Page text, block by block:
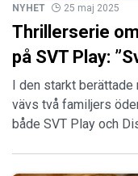
NYHET 25 maj 2025
Thrillerserie
på SVT Play:
I den starkt berättade
vävs två familjers
både SVT Play och